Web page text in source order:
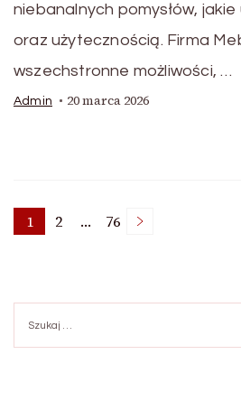
niebanalnych pomysłów,
oraz użytecznością. Firma
wszechstronne możliwości, …
Admin 20 marca 2026
Stronicowanie
wpisów
Strona
1 Strona
2 … Strona
76